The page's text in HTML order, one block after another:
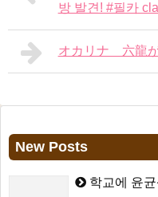
방 발견! #필카
オカリナ 六龍
New Posts
학교에 윤